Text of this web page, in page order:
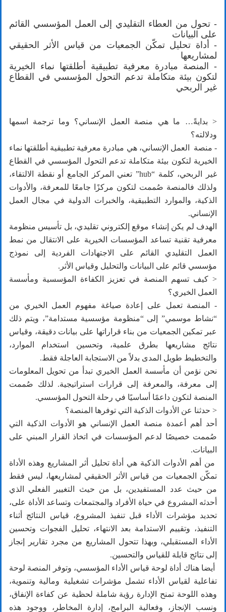
- تحول من العطاء التقليدي إلى العمل المؤسسي القائم
على البيانات
- أداة تحليل تمكّن الجمعيات من قياس الأثر الحقيقي
لمشاريعها
- المنصة مبادرة معرفية تطبيقية أطلقتها نماء الخيرية
لتكون بيئة متكاملة تدعم التحول المؤسسي في القطاع
غير الربحي
< بدايةً… ما هي منصة العمل الإنساني؟ وما ترجمة اسمها
ودلالته؟
- منصة العمل الإنساني، هي مبادرة معرفية تطبيقية أطلقتها نماء
الخيرية لتكون بيئة متكاملة تدعم التحول المؤسسي في القطاع
غير الربحي، كلمة “hub” تعني المركز الجامع أو نقطة الالتقاء،
ولذلك فالمنصة صُممت لتكون مركزًا جامعًا للمعرفة، والأدوات
الذكية، والموارد التطبيقية، والخبرات الدولية في مجال العمل
الإنساني.
الهدف لم يكن إنشاء موقع إلكتروني تقليدي، بل تأسيس منظومة
معرفية تقنية تساعد المؤسسات الخيرية على الانتقال من نمط
العمل التقليدي القائم على الاجتهادات الفردية إلى نموذج
مؤسسي قائم على البيانات والتحليل وقياس الأثر.
< كيف تسهم المنصة في تعزيز الكفاءة المؤسسية ومأسسة
العمل الخيري؟
- المنصة تعمل على إعادة صياغة مفهوم العمل الخيري من
“نشاط موسمي” إلى “منظومة مؤسسية مستدامة”، ويتم ذلك
عبر تمكين الجمعيات من بناء قراراتها على بيانات دقيقة، وقياس
نتائج مشاريعها بطرق علمية، وتحسين استخدام الموارد،
والتخطيط طويل المدى بدلاً من الاستجابة العاجلة فقط.
نحن نؤمن أن مأسسة العمل الخيري تبدأ من تحويل المعلومات
إلى معرفة، والمعرفة إلى قرارات استراتيجية. لذلك صُممت
المنصة لتكون داعمًا أساسيًا في رحلة التحول المؤسسي.
< حدثنا عن الأدوات الذكية التي توفرها المنصة؟
أحد أهم أعمدة منصة العمل الإنساني هو الأدوات الذكية التي
صُممت خصيصًا لدعم المؤسسات في اتخاذ القرار المبني على
البيانات.
من أهم الأدوات الذكية هي أداة تحليل أثر المشاريع وهذه الأداة
تمكّن الجمعيات من قياس الأثر الحقيقي لمشاريعها، ليس فقط
من حيث عدد المستفيدين، بل من حيث التغيير الفعلي الذي
أحدثه المشروع في حياة الأفراد والمجتمعات وتساعد الأداة على،
تحديد مؤشرات الأداء قبل تنفيذ المشروع، قياس النتائج أثناء
التنفيذ، وتقييم الاستدامة بعد الانتهاء، تحليل الفجوات وتحسين
الأداء المستقبلي، وبهذا تتحول المشاريع من مجرد تقارير إنجاز
إلى نتائج قابلة للقياس والتحسين.
أيضا هناك أداة لوحة قياس الأداء المؤسسي، وتوفر المنصة لوحة
تفاعلية لقياس الأداء تشمل مؤشرات تشغيلية ومالية وتنموية،
وهذه اللوحة تمنح الإدارة رؤية شاملة لحظية عن كفاءة الإنفاق،
ونسب الإنجاز، وفعالية البرامج، إدارة المخاطر، ووجود هذه